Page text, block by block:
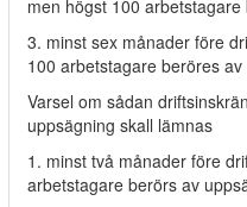
men högst 100
3. minst sex månader före
100 arbetstagare beröres
Varsel om sådan
uppsägning skall lämnas
1. minst två månader före
arbetstagare berörs av